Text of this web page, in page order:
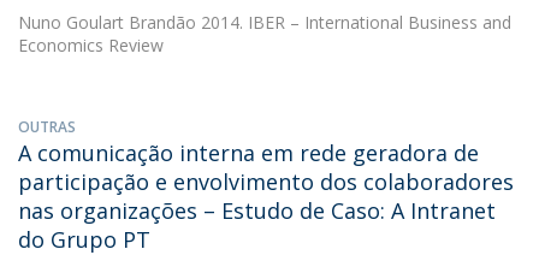
Nuno Goulart Brandão 2014. IBER – International Business and
Economics Review
OUTRAS
A comunicação interna em rede geradora de
participação e envolvimento dos colaboradores
nas organizações – Estudo de Caso: A Intranet
do Grupo PT